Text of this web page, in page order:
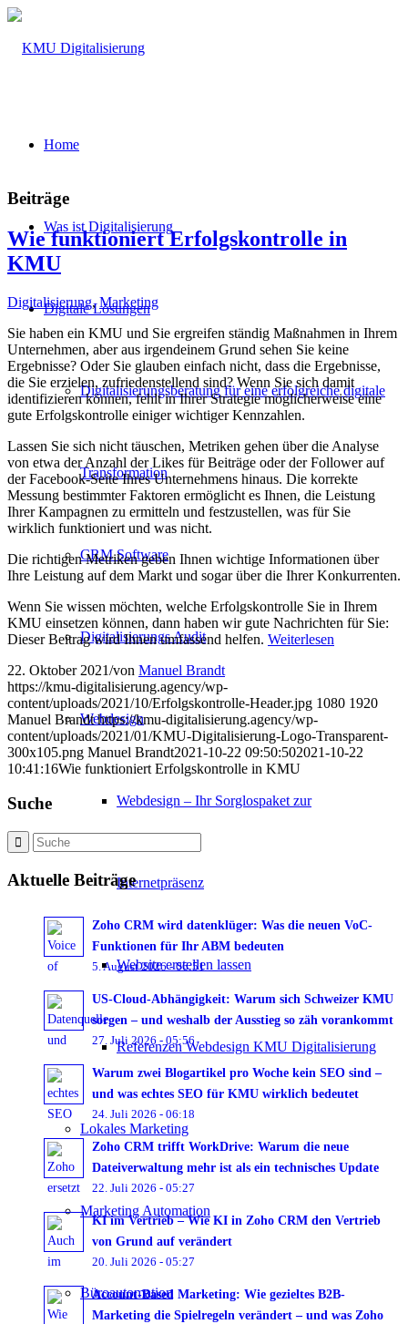
Home
Was ist Digitalisierung
Digitale Lösungen
Digitalisierungsberatung für eine erfolgreiche digitale
Transformation
CRM Software
Digitalisierungs Audit
Webdesign
Webdesign – Ihr Sorglospaket zur
Internetpräsenz
Website erstellen lassen
Referenzen Webdesign KMU Digitalisierung
Lokales Marketing
Marketing Automation
Büroautomation
Beiträge
Wie funktioniert Erfolgskontrolle in
KMU
Digitalisierung,Marketing
Sie haben ein KMU und Sie ergreifen ständig Maßnahmen in Ihrem
Unternehmen, aber aus irgendeinem Grund sehen Sie keine
Ergebnisse? Oder Sie glauben einfach nicht, dass die Ergebnisse,
die Sie erzielen, zufriedenstellend sind? Wenn Sie sich damit
identifizieren können, fehlt in Ihrer Strategie möglicherweise eine
gute Erfolgskontrolle einiger wichtiger Kennzahlen.
Lassen Sie sich nicht täuschen, Metriken gehen über die Analyse
von etwa der Anzahl der Likes für Beiträge oder der Follower auf
der Facebook-Seite Ihres Unternehmens hinaus. Die korrekte
Messung bestimmter Faktoren ermöglicht es Ihnen, die Leistung
Ihrer Kampagnen zu ermitteln und festzustellen, was für Sie
wirklich funktioniert und was nicht.
Die richtigen Metriken geben Ihnen wichtige Informationen über
Ihre Leistung auf dem Markt und sogar über die Ihrer Konkurrenten.
Wenn Sie wissen möchten, welche Erfolgskontrolle Sie in Ihrem
KMU einsetzen können, dann haben wir gute Nachrichten für Sie:
Dieser Beitrag wird Ihnen umfassend helfen. Weiterlesen
22. Oktober 2021/von Manuel Brandt
https://kmu-digitalisierung.agency/wp-
content/uploads/2021/10/Erfolgskontrolle-Header.jpg 1080 1920
Manuel Brandt https://kmu-digitalisierung.agency/wp-
content/uploads/2021/01/KMU-Digitalisierung-Logo-Transparent-
300x105.png Manuel Brandt2021-10-22 09:50:502021-10-22
10:41:16Wie funktioniert Erfolgskontrolle in KMU
Suche
Aktuelle Beiträge
Zoho CRM wird datenklüger: Was die neuen VoC-
Funktionen für Ihr ABM bedeuten
5. August 2026 - 06:51
US-Cloud-Abhängigkeit: Warum sich Schweizer KMU
sorgen – und weshalb der Ausstieg so zäh vorankommt
27. Juli 2026 - 05:56
Warum zwei Blogartikel pro Woche kein SEO sind –
und was echtes SEO für KMU wirklich bedeutet
24. Juli 2026 - 06:18
Zoho CRM trifft WorkDrive: Warum die neue
Dateiverwaltung mehr ist als ein technisches Update
22. Juli 2026 - 05:27
KI im Vertrieb – Wie KI in Zoho CRM den Vertrieb
von Grund auf verändert
20. Juli 2026 - 05:27
Account-Based Marketing: Wie gezieltes B2B-
Marketing die Spielregeln verändert – und was Zoho